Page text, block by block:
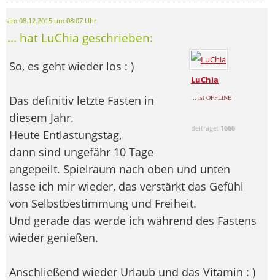
am 08.12.2015 um 08:07 Uhr
... hat LuChia geschrieben:
LuChia
... ist OFFLINE
Beiträge: 1666
So, es geht wieder los : )
Das definitiv letzte Fasten in
diesem Jahr.
Heute Entlastungstag,
dann sind ungefähr 10 Tage
angepeilt. Spielraum nach oben und unten
lasse ich mir wieder, das verstärkt das Gefühl
von Selbstbestimmung und Freiheit.
Und gerade das werde ich während des Fastens
wieder genießen.
Anschließend wieder Urlaub und das Vitamin : )